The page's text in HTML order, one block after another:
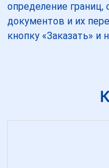
определение
документов и их
кнопку «Заказать» и